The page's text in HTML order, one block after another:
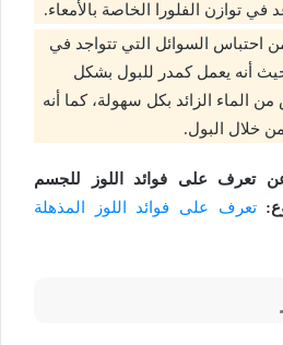
في توازن الفلورا الخاصة بالأمعاء.
احتباس السوائل التي تتواجد في
أنه يعمل كمدر للبول بشكل
الماء الزائد بكل سهولة، كما أنه
خلال البول.
تعرف على فوائد اللوز للجسم
تعرف على فوائد اللوز المذهلة